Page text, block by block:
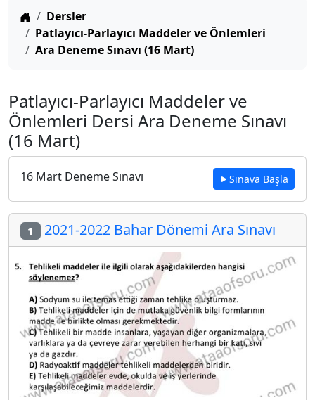
Anasayfa
Dersler
Patlayıcı-Parlayıcı Maddeler ve Önlemleri
Ara Deneme Sınavı (16 Mart)
Patlayıcı-Parlayıcı Maddeler ve
Önlemleri Dersi Ara Deneme Sınavı
(16 Mart)
16 Mart Deneme Sınavı Sınava Başla
1 2021-2022 Bahar Dönemi Ara Sınavı